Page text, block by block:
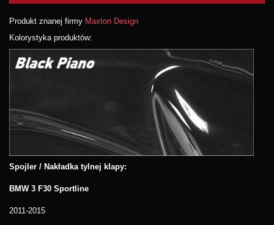
Produkt znanej firmy Maxton Design
Kolorystyka produktów:
Spojler / Nakładka tylnej klapy:
BMW 3 F30 Sportline
2011-2015